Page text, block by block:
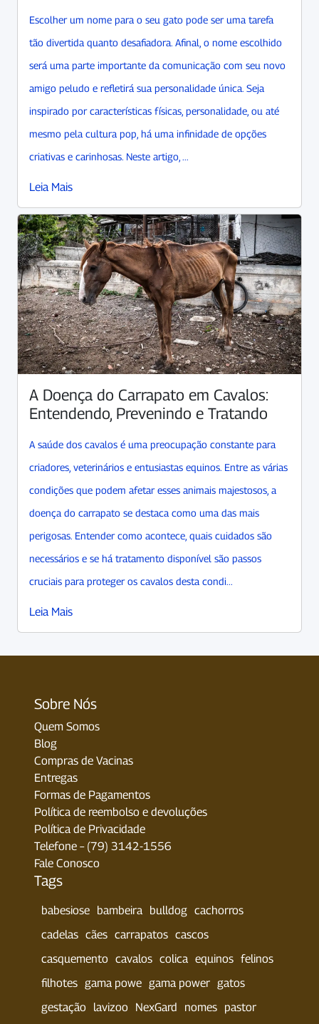
Escolher um nome para o seu gato pode ser uma tarefa
tão divertida quanto desafiadora. Afinal, o nome escolhido
será uma parte importante da comunicação com seu novo
amigo peludo e refletirá sua personalidade única. Seja
inspirado por características físicas, personalidade, ou até
mesmo pela cultura pop, há uma infinidade de opções
criativas e carinhosas. Neste artigo, ...
Leia Mais
A Doença do Carrapato em Cavalos:
Entendendo, Prevenindo e Tratando
A saúde dos cavalos é uma preocupação constante para
criadores, veterinários e entusiastas equinos. Entre as várias
condições que podem afetar esses animais majestosos, a
doença do carrapato se destaca como uma das mais
perigosas. Entender como acontece, quais cuidados são
necessários e se há tratamento disponível são passos
cruciais para proteger os cavalos desta condi...
Leia Mais
Sobre Nós
Quem Somos
Blog
Compras de Vacinas
Entregas
Formas de Pagamentos
Política de reembolso e devoluções
Política de Privacidade
Telefone – (79) 3142-1556
Fale Conosco
Tags
babesiose bambeira bulldog cachorros
cadelas cães carrapatos cascos
casquemento cavalos colica equinos felinos
filhotes gama powe gama power gatos
gestação
lavizoo NexGard nomes pastor